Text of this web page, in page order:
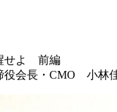
せよ 前編
役会長・CMO 小林